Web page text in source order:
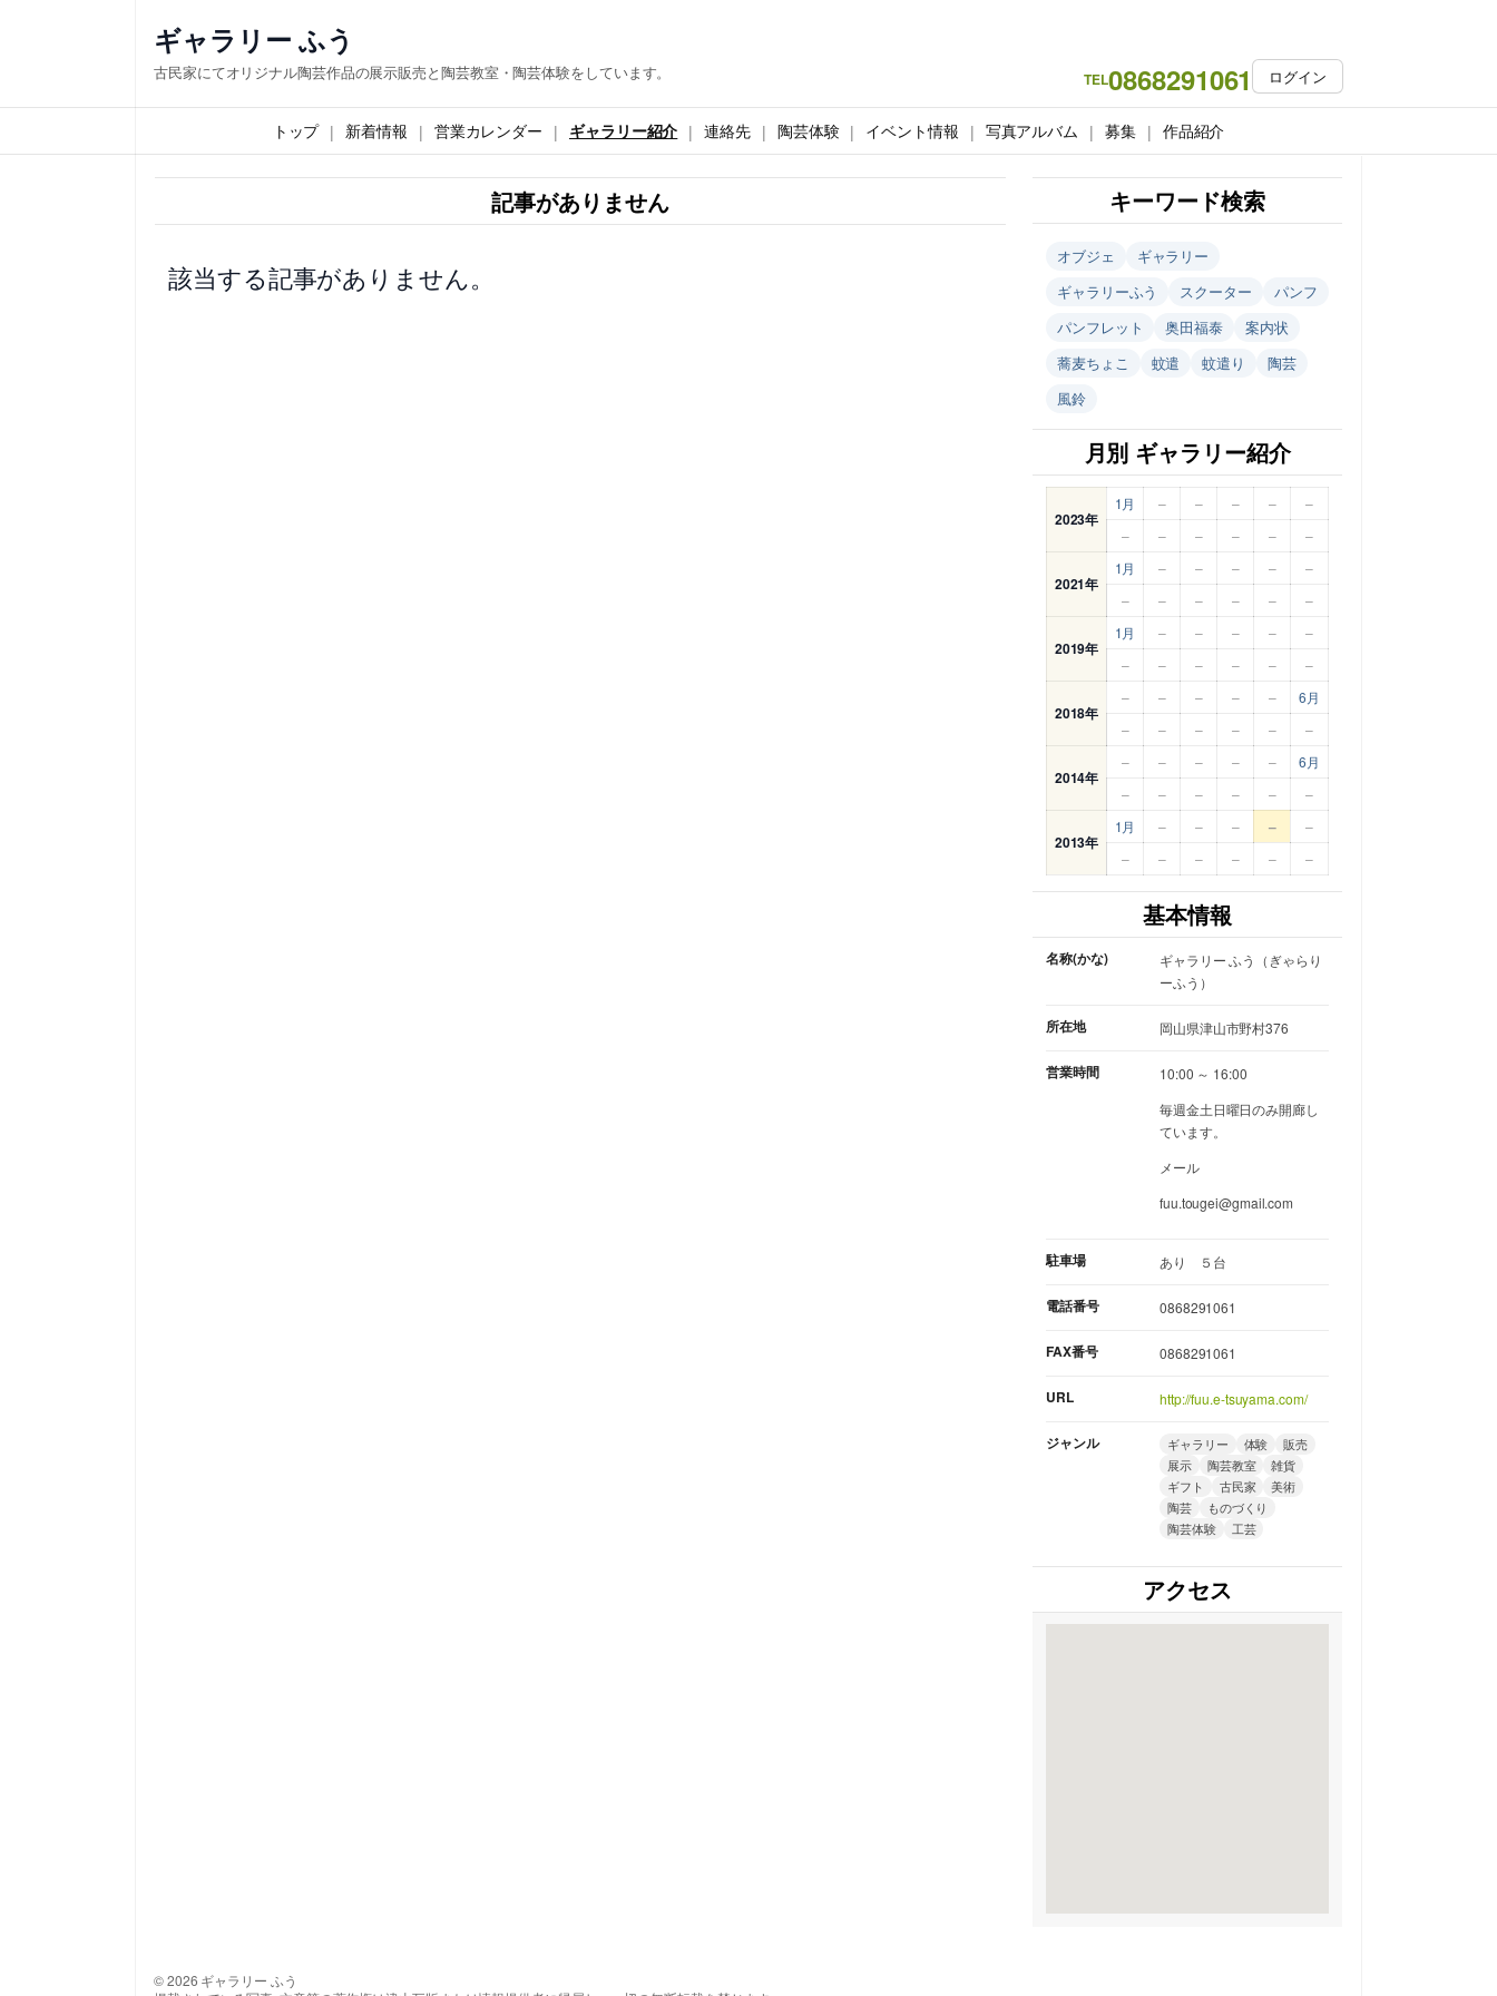
ス
キ
ギャラリー ふう
古民家にてオリジナル陶芸作品の展示販売と陶芸教室・陶芸体験をしています。 TEL0868291061 ログイン
トップ 新着情報 営業カレンダー ギャラリー紹介 連絡先 陶芸体験 イベント情報 写真アルバム 募集 作品紹介
記事がありません
該当する記事がありません。
キーワード検索
オブジェ
ギャラリー
ギャラリーふう
スクーター
パンフ
パンフレット
奥田福泰
案内状
蕎麦ちょこ
蚊遣 蚊遣り
陶芸
風鈴
月別 ギャラリー紹介
2023年
1月 – – – –
–
–
– – – – –
2021年
1月 – – – –
–
–
– – – – –
2019年
1月 – – – –
–
–
– – – – –
2018年
– – – – –
6月
–
– – – – –
2014年
– – – – –
6月
–
– – – – –
2013年
1月 – – – –
–
–
– – – – –
基本情報
名称(かな)
ギャラリー ふう（ぎゃらり
ーふう）
所在地 岡山県津山市野村376
営業時間
10:00 ～ 16:00
毎週金土日曜日のみ開廊し
ています。
メール
fuu.tougei@gmail.com
駐車場 あり ５台
電話番号 0868291061
FAX番号 0868291061
URL http://fuu.e-tsuyama.com/
ジャンル ギャラリー 体験
販売
展示
陶芸教室
雑貨
ギフト
古民家
美術
陶芸
ものづくり
陶芸体験
工芸
アクセス
© 2026 ギャラリー ふう